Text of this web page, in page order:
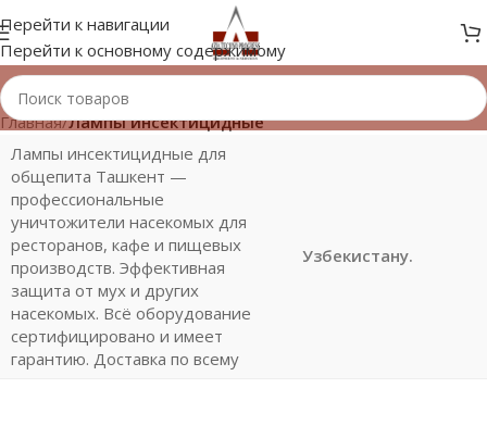
Перейти к навигации
Перейти к основному содержимому
Главная/Лампы инсектицидные
Лампы инсектицидные для
общепита Ташкент —
профессиональные
уничтожители насекомых для
ресторанов, кафе и пищевых
производств. Эффективная
защита от мух и других
насекомых. Всё оборудование
сертифицировано и имеет
гарантию. Доставка по всему
Узбекистану.